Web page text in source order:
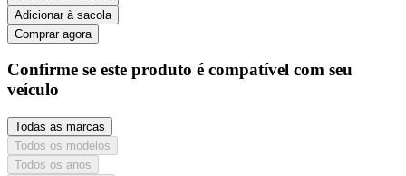
Adicionar à sacola
Comprar agora
Confirme se este produto é compatível com seu
veículo
Todas as marcas
Todos os modelos
Todos os anos